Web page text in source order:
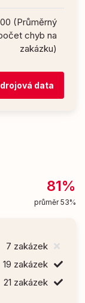
(Průměrný
chyb na
zakázku)
data
81%
průměr 53%
7 zakázek
19 zakázek
21 zakázek